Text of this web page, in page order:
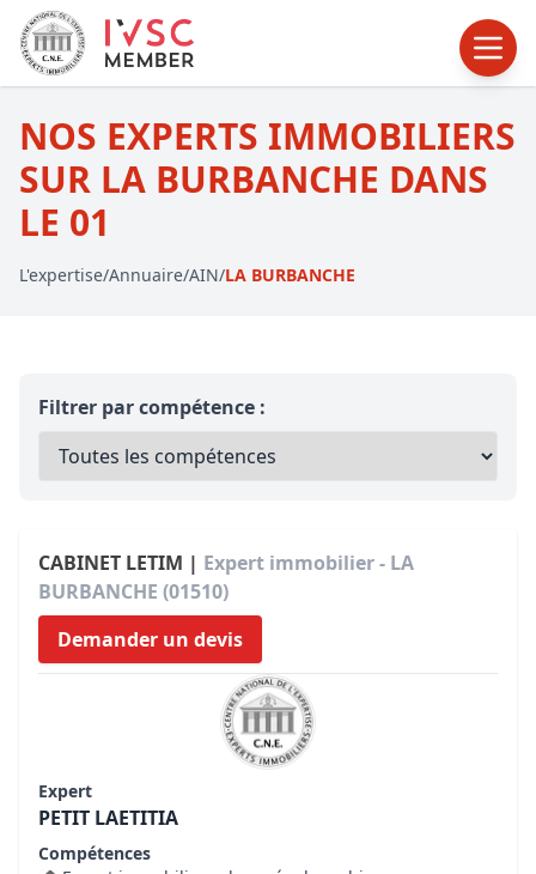
NOS EXPERTS IMMOBILIERS
SUR LA BURBANCHE DANS
LE 01
L'expertise/Annuaire/AIN/LA BURBANCHE
Filtrer par compétence :
CABINET LETIM | Expert immobilier - LA
BURBANCHE (01510)
Demander un devis
Expert
PETIT LAETITIA
Compétences